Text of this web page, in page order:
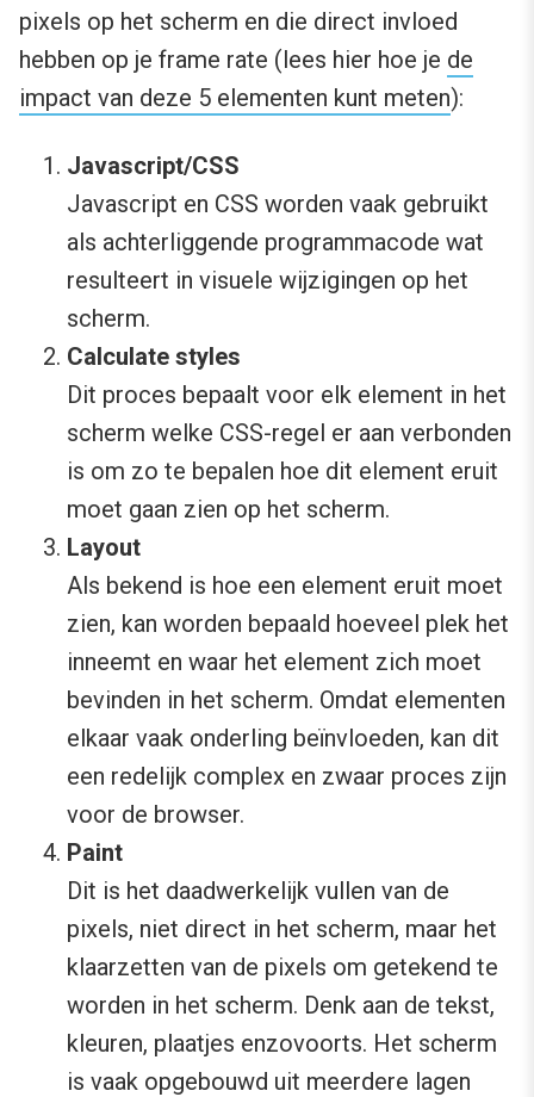
pixels op het scherm en die direct invloed
hebben op je frame rate (lees hier hoe je de
impact van deze 5 elementen kunt meten):
Javascript/CSS
Javascript en CSS worden vaak gebruikt
als achterliggende programmacode wat
resulteert in visuele wijzigingen op het
scherm.
Calculate styles
Dit proces bepaalt voor elk element in het
scherm welke CSS-regel er aan verbonden
is om zo te bepalen hoe dit element eruit
moet gaan zien op het scherm.
Layout
Als bekend is hoe een element eruit moet
zien, kan worden bepaald hoeveel plek het
inneemt en waar het element zich moet
bevinden in het scherm. Omdat elementen
elkaar vaak onderling beïnvloeden, kan dit
een redelijk complex en zwaar proces zijn
voor de browser.
Paint
Dit is het daadwerkelijk vullen van de
pixels, niet direct in het scherm, maar het
klaarzetten van de pixels om getekend te
worden in het scherm. Denk aan de tekst,
kleuren, plaatjes enzovoorts. Het scherm
is vaak opgebouwd uit meerdere lagen